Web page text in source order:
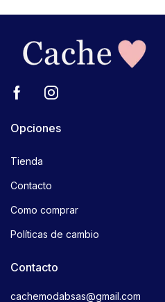
Opciones
Tienda
Contacto
Como comprar
Políticas de cambio
Contacto
cachemodabsas@gmail.com